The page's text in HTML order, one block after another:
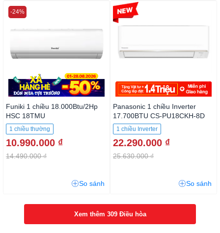
Funiki 1 chiều 18.000Btu/2Hp
HSC 18TMU
1 chiều thường
10.990.000 ₫
14.490.000 ₫
-24%
So sánh
Panasonic 1 chiều Inverter
17.700BTU CS-PU18CKH-8D
1 chiều Inverter
22.290.000 ₫
25.630.000 ₫
-13%
So sánh
Xem thêm 309 Điều hòa